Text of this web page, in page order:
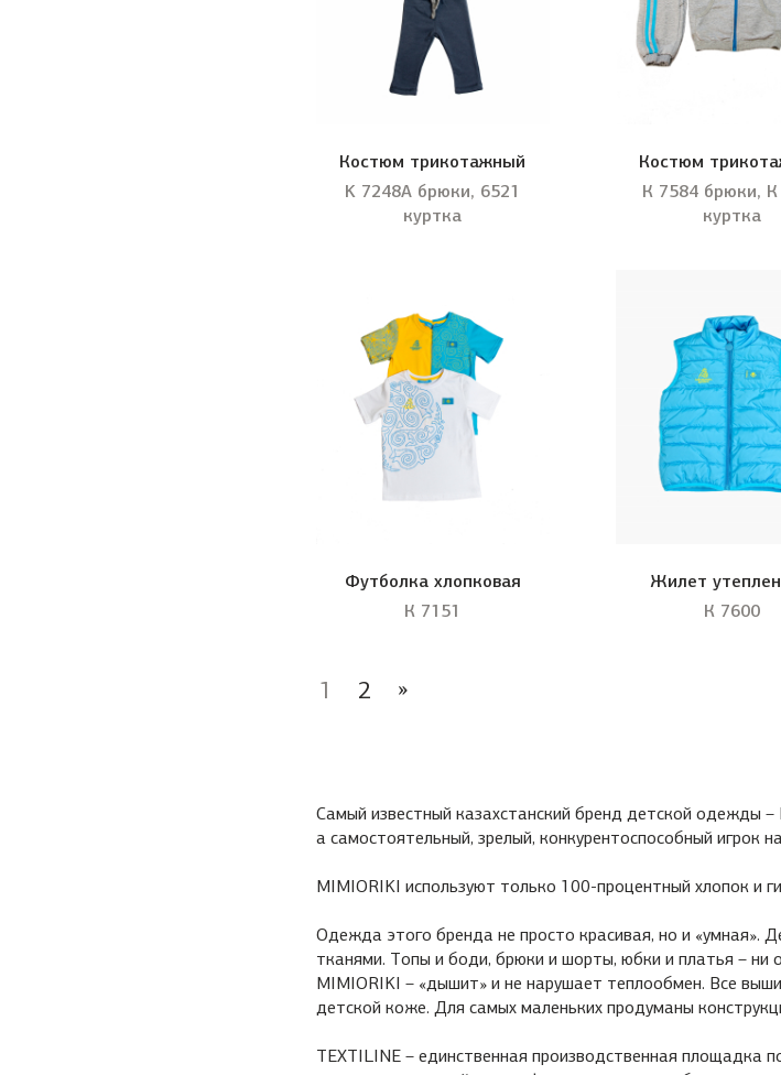
Костюм трикотажный
K 7248А брюки, 6521
куртка
Костюм
К 7584 брюки, К
куртка
Футболка хлопковая
К 7151
Жилет
К 7600
1 2 »
Самый известный казахстанский бренд детской одежды
а самостоятельный, зрелый, конкурентоспособный игрок
MIMIORIKI используют только 100-процентный хлопок и
Одежда этого бренда не просто красивая, но и «умная».
тканями. Топы и боди, брюки и шорты, юбки и платья –
MIMIORIKI – «дышит» и не нарушает теплообмен. Все
детской коже. Для самых маленьких продуманы
TEXTILINE – единственная производственная